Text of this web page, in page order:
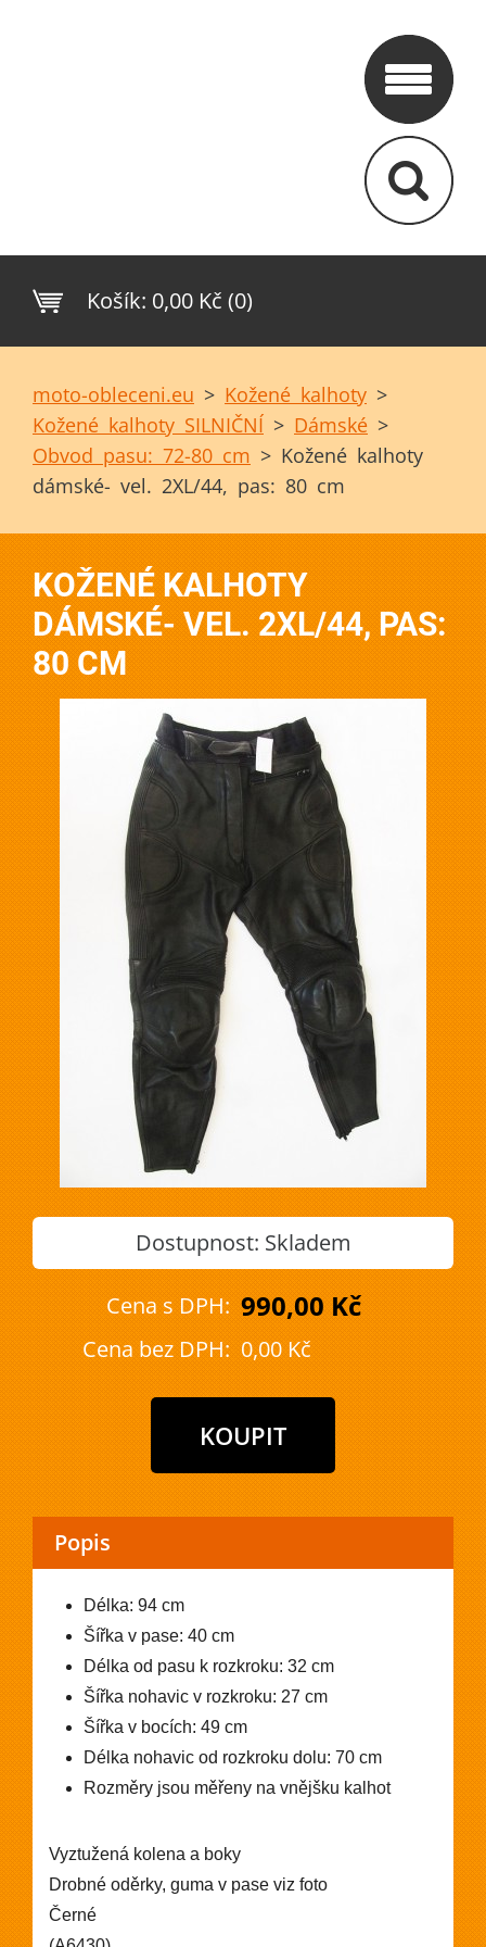
Košík: 0,00 Kč (0)
moto-obleceni.eu > Kožené kalhoty >
Kožené kalhoty SILNIČNÍ > Dámské >
Obvod pasu: 72-80 cm > Kožené kalhoty
dámské- vel. 2XL/44, pas: 80 cm
KOŽENÉ KALHOTY
DÁMSKÉ- VEL. 2XL/44, PAS:
80 CM
Dostupnost: Skladem
Cena s DPH: 990,00 Kč
Cena bez DPH: 0,00 Kč
Popis
Délka: 94 cm
Šířka v pase: 40 cm
Délka od pasu k rozkroku: 32 cm
Šířka nohavic v rozkroku: 27 cm
Šířka v bocích: 49 cm
Délka nohavic od rozkroku dolu: 70 cm
Rozměry jsou měřeny na vnějšku kalhot
Vyztužená kolena a boky
Drobné oděrky, guma v pase viz foto
Černé